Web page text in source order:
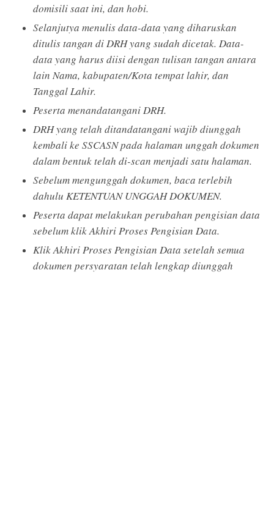
domisili saat ini, dan hobi.
Selanjutya menulis data-data yang diharuskan
ditulis tangan di DRH yang sudah dicetak. Data-
data yang harus diisi dengan tulisan tangan antara
lain Nama, kabupaten/Kota tempat lahir, dan
Tanggal Lahir.
Peserta menandatangani DRH.
DRH yang telah ditandatangani wajib diunggah
kembali ke SSCASN pada halaman unggah dokumen
dalam bentuk telah di-scan menjadi satu halaman.
Sebelum mengunggah dokumen, baca terlebih
dahulu KETENTUAN UNGGAH DOKUMEN.
Peserta dapat melakukan perubahan pengisian data
sebelum klik Akhiri Proses Pengisian Data.
Klik Akhiri Proses Pengisian Data setelah semua
dokumen persyaratan telah lengkap diunggah